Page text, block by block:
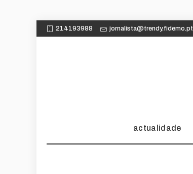
214193988 jornalista@trendy.fidemo.pt
actualidade